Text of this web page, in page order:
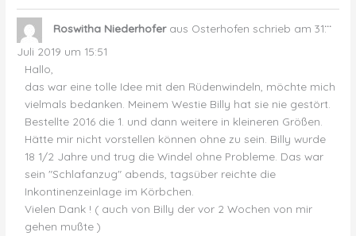
Roswitha Niederhofer aus Osterhofen schrieb am 31.
Juli 2019 um 15:51
Hallo,
das war eine tolle Idee mit den Rüdenwindeln, möchte mich
vielmals bedanken. Meinem Westie Billy hat sie nie gestört.
Bestellte 2016 die 1. und dann weitere in kleineren Größen.
Hätte mir nicht vorstellen können ohne zu sein. Billy wurde
18 1/2 Jahre und trug die Windel ohne Probleme. Das war
sein "Schlafanzug" abends, tagsüber reichte die
Inkontinenzeinlage im Körbchen.
Vielen Dank ! ( auch von Billy der vor 2 Wochen von mir
gehen mußte )
...